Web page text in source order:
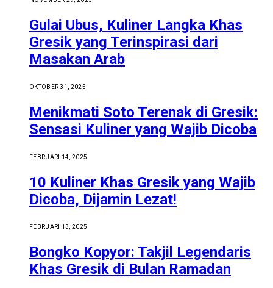
Gulai Ubus, Kuliner Langka Khas
Gresik yang Terinspirasi dari
Masakan Arab
OKTOBER 31, 2025
Menikmati Soto Terenak di Gresik:
Sensasi Kuliner yang Wajib Dicoba
FEBRUARI 14, 2025
10 Kuliner Khas Gresik yang Wajib
Dicoba, Dijamin Lezat!
FEBRUARI 13, 2025
Bongko Kopyor: Takjil Legendaris
Khas Gresik di Bulan Ramadan